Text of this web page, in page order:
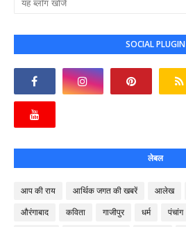
SOCIAL PLUGIN
लेबल
आप की राय आर्थिक जगत की खबरें आलेख
औरंगाबाद
कविता गाजीपुर धर्म पंचांग